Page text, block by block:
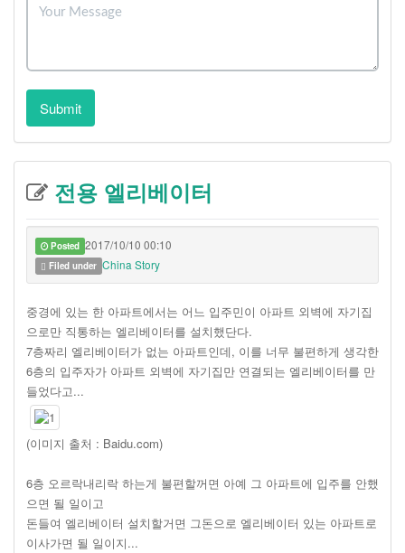
Submit
전용 엘리베이터
Posted 2017/10/10 00:10
Filed under China Story
중경에 있는 한 아파트에서는 어느 입주민이 아파트 외벽에 자기집
으로만 직통하는 엘리베이터를 설치했단다.
7층짜리 엘리베이터가 없는 아파트인데, 이를 너무 불편하게 생각한
6층의 입주자가 아파트 외벽에 자기집만 연결되는 엘리베이터를 만
들었다고...
(이미지 출처 : Baidu.com)
6층 오르락내리락 하는게 불편할꺼면 아예 그 아파트에 입주를 안했
으면 될 일이고
돈들여 엘리베이터 설치할거면 그돈으로 엘리베이터 있는 아파트로
이사가면 될 일이지...